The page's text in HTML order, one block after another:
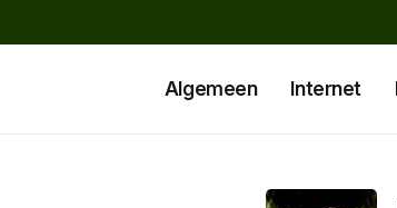
Algemeen Internet